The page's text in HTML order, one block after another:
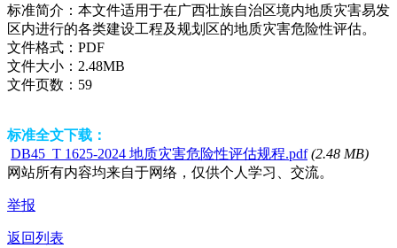
标准简介： 本文件适用于在广西壮族自治区境内地质灾害易发
区内进行的各类建设工程及规划区的地质灾害危险性评估。
文件格式： PDF
文件大小： 2.48MB
文件页数： 59
标准全文下载：
DB45_T 1625-2024 地质灾害危险性评估规程.pdf (2.48 MB)
网站所有内容均来自于网络，仅供个人学习、交流。
举报
返回列表